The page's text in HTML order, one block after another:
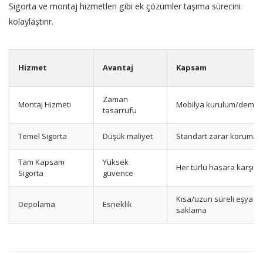
Sigorta ve montaj hizmetleri gibi ek çözümler taşıma sürecini
kolaylaştırır.
Hizmet Avantaj Kapsam
Montaj Hizmeti
Zaman
tasarrufu
Mobilya kurulum/
Temel Sigorta Düşük maliyet Standart zarar koruması
Tam Kapsam
Sigorta
Yüksek
güvence
Her türlü hasara karşı
Depolama Esneklik
Kısa/uzun süreli eşya
saklama